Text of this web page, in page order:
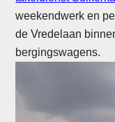
weekendwerk en
de Vredelaan
bergingswagens.